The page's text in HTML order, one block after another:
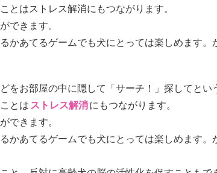
はストレス解消にもつながります。
できます。
かあてるゲームでも犬にとっては楽しめます。
をお部屋の中に隠して「サーチ！」探してとい
とはストレス解消にもつながります。
できます。
かあてるゲームでも犬にとっては楽しめます。